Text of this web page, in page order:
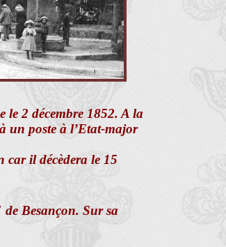
le 2 décembre 1852. A la
un poste à l’Etat-major
car il décèdera le 15
Besançon. Sur sa